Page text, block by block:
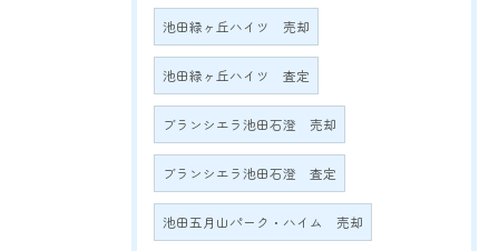
池田緑ヶ丘ハイツ 売却
池田緑ヶ丘ハイツ 査定
ブランシエラ池田石澄 売却
ブランシエラ池田石澄 査定
池田五月山パーク・ハイム 売却